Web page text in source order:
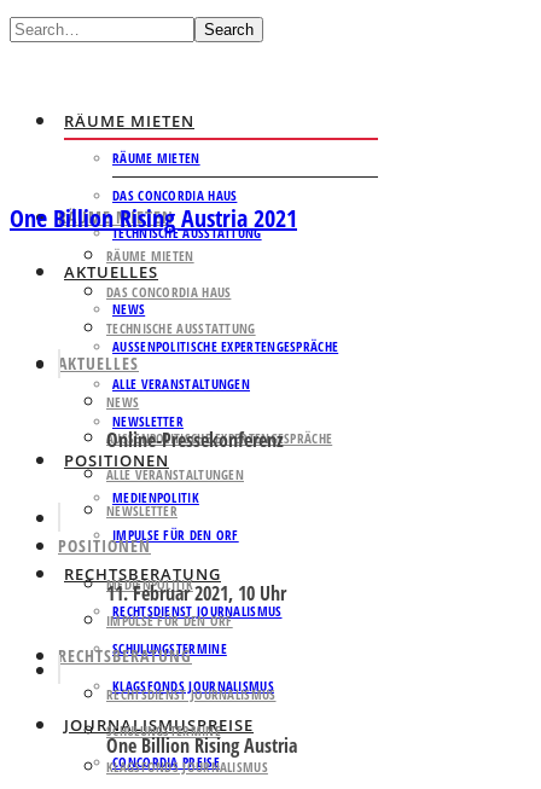
Search
RÄUME MIETEN
RÄUME MIETEN
DAS CONCORDIA HAUS
TECHNISCHE AUSSTATTUNG
AKTUELLES
NEWS
AUSSENPOLITISCHE EXPERTENGESPRÄCHE
ALLE VERANSTALTUNGEN
NEWSLETTER
POSITIONEN
MEDIENPOLITIK
IMPULSE FÜR DEN ORF
RECHTSBERATUNG
RECHTSDIENST JOURNALISMUS
SCHULUNGSTERMINE
KLAGSFONDS JOURNALISMUS
JOURNALISMUSPREISE
CONCORDIA PREISE
RÄUME MIETEN
RÄUME MIETEN
DAS CONCORDIA HAUS
TECHNISCHE AUSSTATTUNG
AKTUELLES
NEWS
AUSSENPOLITISCHE EXPERTENGESPRÄCHE
ALLE VERANSTALTUNGEN
NEWSLETTER
POSITIONEN
MEDIENPOLITIK
IMPULSE FÜR DEN ORF
RECHTSBERATUNG
RECHTSDIENST JOURNALISMUS
SCHULUNGSTERMINE
KLAGSFONDS JOURNALISMUS
One Billion Rising Austria 2021
Online-Pressekonferenz
11. Februar 2021, 10 Uhr
One Billion Rising Austria